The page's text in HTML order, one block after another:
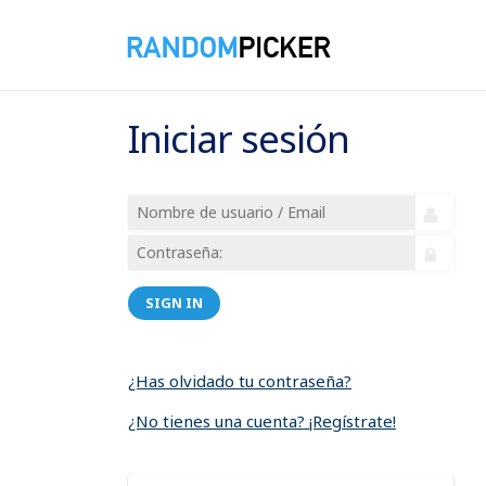
Iniciar sesión
SIGN IN
¿Has olvidado tu contraseña?
¿No tienes una cuenta? ¡Regístrate!